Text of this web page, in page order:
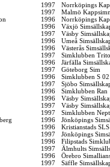
1997
Norrköpings
1997
Malmö
1996
Norrköpings
1996
Växjö
1997
Väsby
1996
Umeå
1996
Västerås
1997
Simklubben
1996
Järfälla
1997
Göteborg Sim
1996
Simklubben S 02
1997
Sjöbo
1996
Simklubben Ran
1996
Väsby
1997
Väsby
1997
Simklubben
1996
Jönköpings
1996
Kristianstads SLS
1997
Jönköpings
1996
Filipstads
1997
Älmhults
1996
Örebro
1997 Säffle